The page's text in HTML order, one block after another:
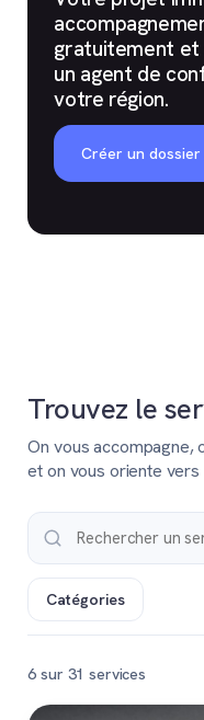
gratuitement et
un agent de
votre région.
Créer un
Trouvez le
On vous accompagne,
et on vous oriente
Catégories
6 sur 31 services